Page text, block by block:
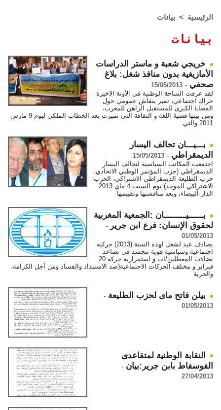
الرئيسية > بيانات
بيانات
خريجي شعبة و ماستر الدراسات
الأمازيغية بدون منافذ شغل: بلاغ
صحفي -
15/05/2013
لقد عرفت الساحة الوطنية في الأونة الاخيرة
حراك اجتماعي، تميز بنقاش عمومي حول
القضايا الكبرى للمستقبل الراهن للمغرب،
ومن بينها قضية اللغة و الثقافة التي تميزت بعد الخطاب الملكي ليوم 9 مارس
2011 والتي
بـــيـــان تحالف اليسار
الديمقراطي -
15/05/2013
اجتمعت المكاتب السياسية لتحالف اليسار
الديمقراطي (حزب المؤتمر الوطني الاتحادي،
حزب الطليعة الديمقراطي الاشتراكي، الحزب
الاشتراكي الموحد) يوم السبت 4 ماي 2013
الدار البيضاء، وبعد مناقشتها وتقييمها
بــــــيـــــــــان :الجمعية المغربية
لحقوق الإنسان: فرع ابن جرير
-
01/05/2013
يصادف عيد لشغل لهذه السنة (2013) حركية
اجتماعية وسياسية قوية تتجسد في تصاعد
نضالات المعطلين/ات و استمرارية حركة 20
فبراير و مختلف الحركات الاجتماعية(ضد الاستبداد والفساد ومن أجل الكرامة،
والحرية
بيلن فاتح ماى لحزب الطليعة -
01/05/2013
النقابة الوطنية لمتقاعدى
الفوسفاط بابن جرير:بيان -
27/04/2013